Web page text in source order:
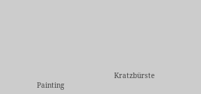
Painting
Kratzbürste